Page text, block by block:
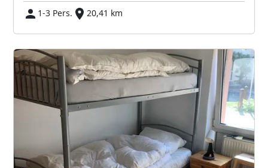
1-3 Pers.
20,41 km